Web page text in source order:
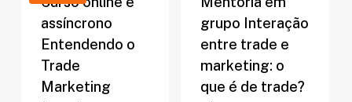
assíncrono
Entendendo o
Trade
Marketing
grupo Interação
entre trade e
marketing: o
que é de trade?